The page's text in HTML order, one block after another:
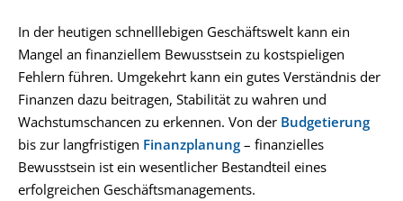
In der heutigen schnelllebigen Geschäftswelt kann ein
Mangel an finanziellem Bewusstsein zu kostspieligen
Fehlern führen. Umgekehrt kann ein gutes Verständnis der
Finanzen dazu beitragen, Stabilität zu wahren und
Wachstumschancen zu erkennen. Von der Budgetierung
bis zur langfristigen Finanzplanung – finanzielles
Bewusstsein ist ein wesentlicher Bestandteil eines
erfolgreichen Geschäftsmanagements.